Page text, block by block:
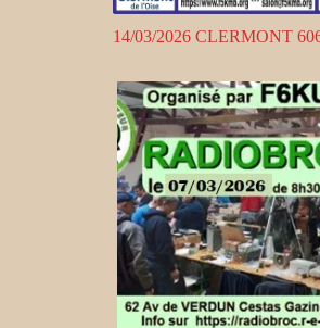
14/03/2026 CLERMONT